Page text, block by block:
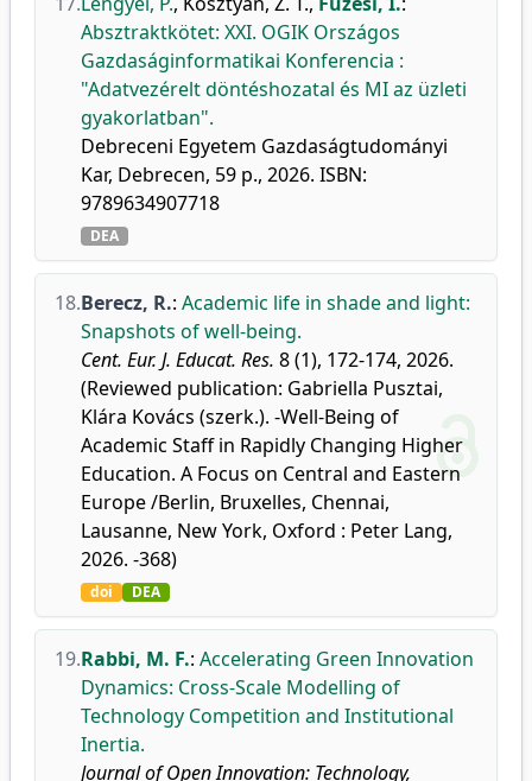
Absztraktkötet: XXI. OGIK Országos
Gazdaságinformatikai Konferencia :
"Adatvezérelt döntéshozatal és MI az üzleti
gyakorlatban".
Debreceni Egyetem Gazdaságtudományi
Kar, Debrecen, 59 p., 2026. ISBN:
9789634907718
DEA
18.Berecz, R.: Academic life in shade and light:
Snapshots of well-being.
Cent. Eur. J. Educat. Res. 8 (1), 172-174, 2026.
(Reviewed publication: Gabriella Pusztai,
Klára Kovács (szerk.). -Well-Being of
Academic Staff in Rapidly Changing Higher
Education. A Focus on Central and Eastern
Europe /Berlin, Bruxelles, Chennai,
Lausanne, New York, Oxford : Peter Lang,
2026. -368)
doi DEA
19.Rabbi, M. F.: Accelerating Green Innovation
Dynamics: Cross-Scale Modelling of
Technology Competition and Institutional
Inertia.
Journal of Open Innovation: Technology,